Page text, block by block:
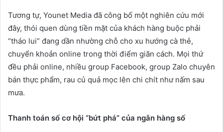
Tương tự, Younet Media đã công bố một nghiên cứu mới
đây, thói quen dùng tiền mặt của khách hàng buộc phải
“tháo lui” đang dần nhường chỗ cho xu hướng cà thẻ,
chuyển khoản online trong thời điểm giãn cách. Mọi thứ
đều phải online, nhiều group Facebook, group Zalo chuyên
bán thực phẩm, rau củ quả mọc lên chi chít như nấm sau
mưa.
Thanh toán số cơ hội “bứt phá” của ngân hàng số